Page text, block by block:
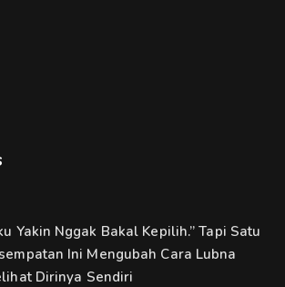
Yakin Nggak Bakal Kepilih.” Tapi Satu
Ini Mengubah Cara Lubna
Dirinya Sendiri